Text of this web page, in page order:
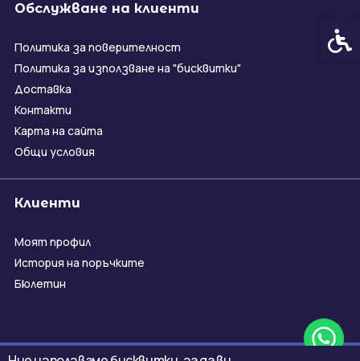
Обслужване на клиенти
Политика за поверителност
Политика за използване на "бисквитки"
Доставка
Контакти
Карта на сайта
Общи условия
Клиенти
Моят профил
История на поръчките
Бюлетин